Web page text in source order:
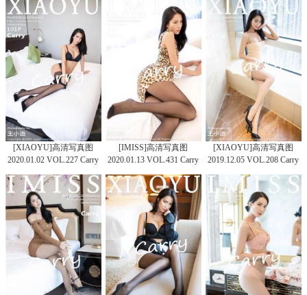
[XIAOYU]高清写真图
2020.01.02 VOL.227 Carry
[IMISS]高清写真图
2020.01.13 VOL.431 Carry
[XIAOYU]高清写真图
2019.12.05 VOL.208 Carry